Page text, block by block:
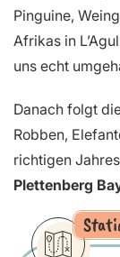
Pinguine,
Afrikas in
uns echt
Danach folgt
Robben,
richtigen
Plettenberg